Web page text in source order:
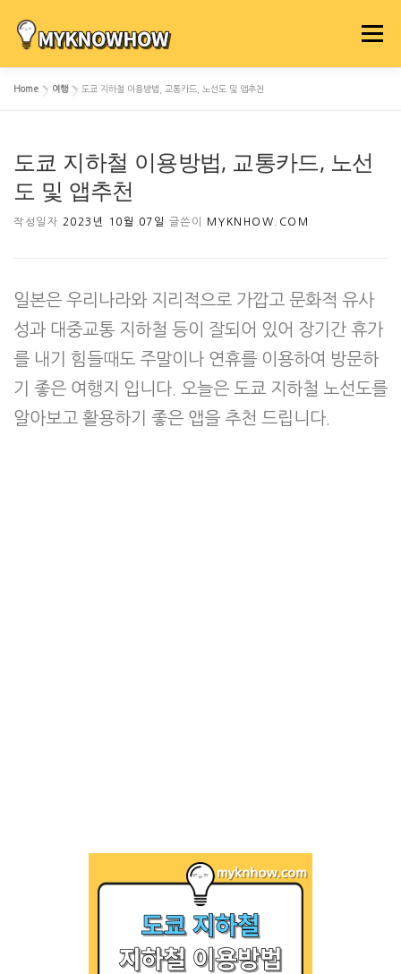
로
메뉴
Home » 여행 » 도쿄 지하철 이용방법, 교통카드, 노선도 및 앱추천
도쿄 지하철 이용방법, 교통카드, 노선
도 및 앱추천
작성일자 2023년 10월 07일 글쓴이 MYKNHOW.COM
일본은 우리나라와 지리적으로 가깝고 문화적 유사
성과 대중교통 지하철 등이 잘되어 있어 장기간 휴가
를 내기 힘들때도 주말이나 연휴를 이용하여 방문하
기 좋은 여행지 입니다. 오늘은 도쿄 지하철 노선도를
알아보고 활용하기 좋은 앱을 추천 드립니다.